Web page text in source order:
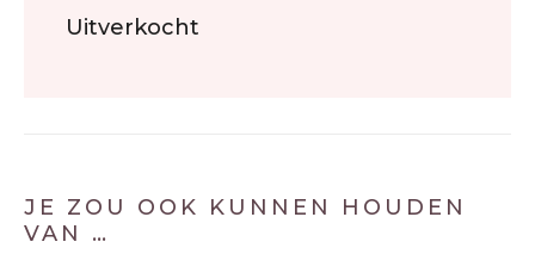
Uitverkocht
JE ZOU OOK KUNNEN HOUDEN
VAN …